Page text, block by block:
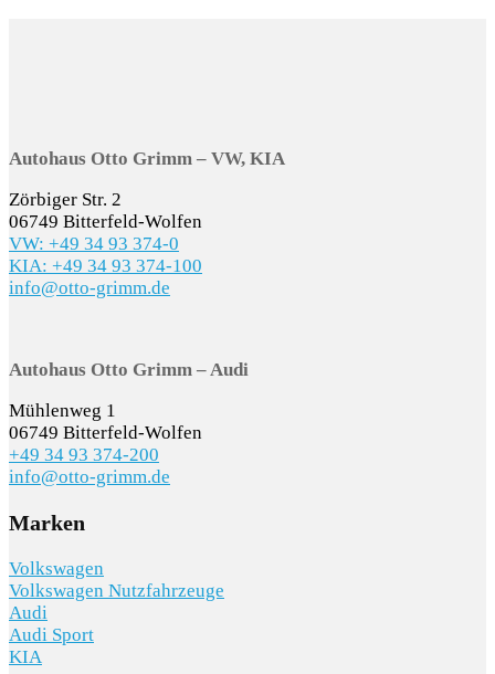
Autohaus Otto Grimm – VW, KIA
Zörbiger Str. 2
06749 Bitterfeld-Wolfen
VW: +49 34 93 374-0
KIA: +49 34 93 374-100
info@otto-grimm.de
Autohaus Otto Grimm – Audi
Mühlenweg 1
06749 Bitterfeld-Wolfen
+49 34 93 374-200
info@otto-grimm.de
Marken
Volkswagen
Volkswagen Nutzfahrzeuge
Audi
Audi Sport
KIA